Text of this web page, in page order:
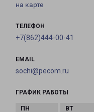
на карте
ТЕЛЕФОН
+7(862)444-00-41
EMAIL
sochi@pecom.ru
ГРАФИК РАБОТЫ